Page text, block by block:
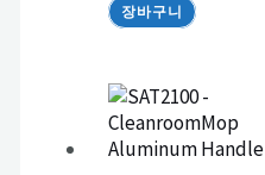
장바구니